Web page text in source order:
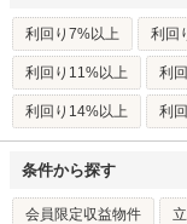
利回り7%以上 利回
利回り11%以上 利
利回り14%以上 利
条件から探す
会員限定収益物件